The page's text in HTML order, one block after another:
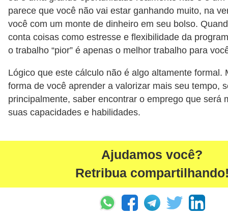
parece que você não vai estar ganhando muito, na
você com um monte de dinheiro em seu bolso.
conta coisas como estresse e flexibilidade da
o trabalho “pior” é apenas o melhor trabalho para
Lógico que este cálculo não é algo altamente formal.
forma de você aprender a valorizar mais seu tempo,
principalmente, saber encontrar o emprego que será
suas capacidades e habilidades.
Ajudamos você?
Retribua